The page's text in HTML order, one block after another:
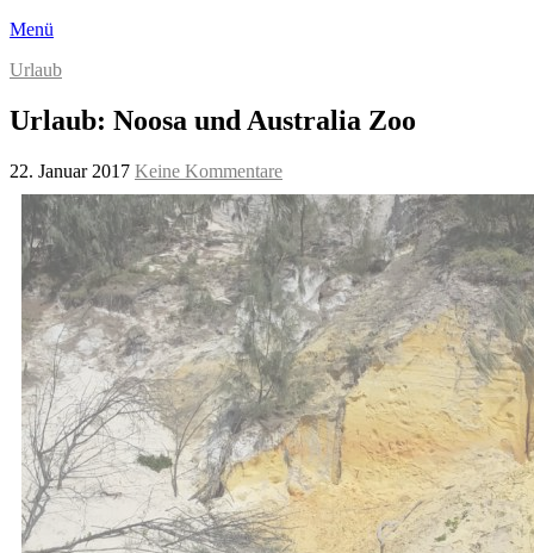
Menü
Urlaub
Urlaub: Noosa und Australia Zoo
22. Januar 2017 Keine Kommentare